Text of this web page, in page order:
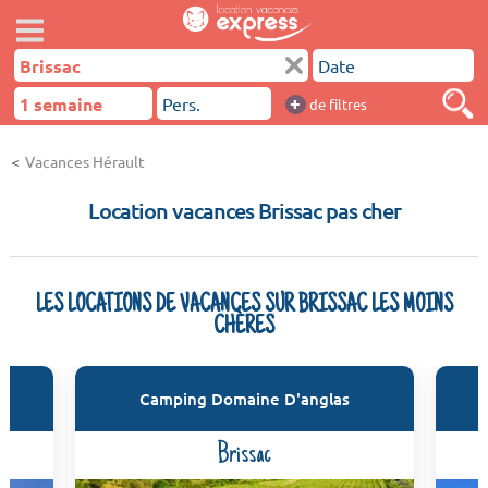
+ de filtres
Vacances Hérault
Location vacances Brissac pas cher
LES LOCATIONS DE VACANCES SUR BRISSAC LES MOINS
CHÈRES
Camping Domaine D'anglas
Brissac